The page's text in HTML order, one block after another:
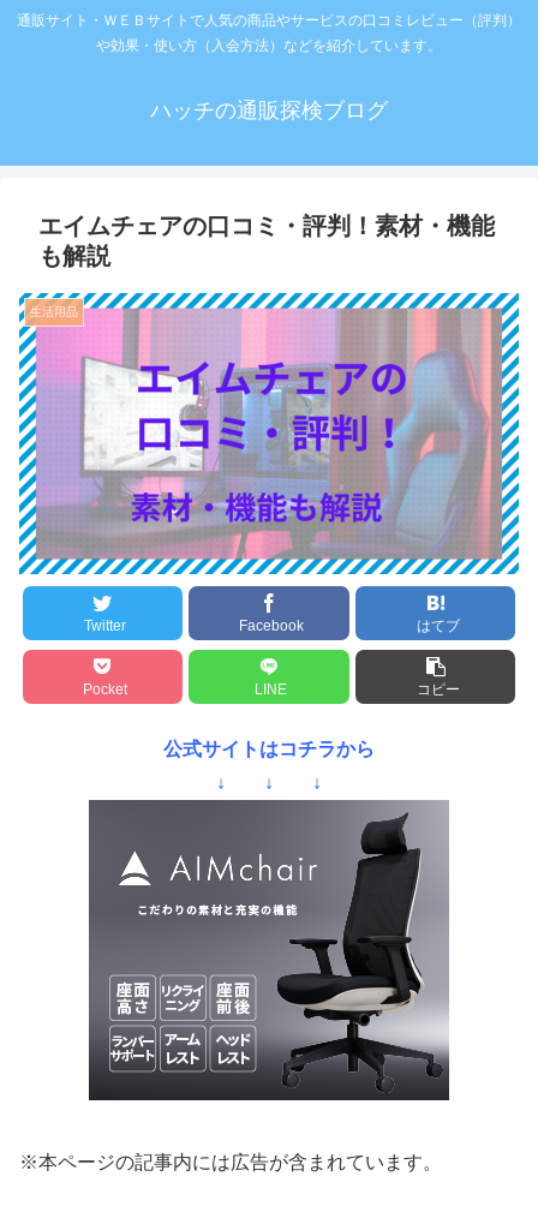
通販サイト・ＷＥＢサイトで人気の商品やサービスの口コミレビュー（評判）
や効果・使い方（入会方法）などを紹介しています。
ハッチの通販探検ブログ
エイムチェアの口コミ・評判！素材・機能
も解説
生活用品
Twitter Facebook はてブ
Pocket LINE コピー
公式サイトはコチラから
↓ ↓ ↓
※本ページの記事内には広告が含まれています。